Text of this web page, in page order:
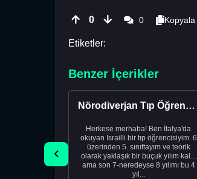
0 0 Kopyala
Etiketler:
Benzer İçerikler
Nörodiverjan Tıp Öğrencisi Yeni Bir Yol Arıyor
Herkese merhaba! Ben İtalya'da
okuyan İsrailli bir tıp öğrencisiyim. 6
üzerinden 5. sınıftayım ve teorik
olarak yaklaşık bir buçuk yılım kaldı
ama son 7-neredeyse 8 yılımı bu 4
yıl...